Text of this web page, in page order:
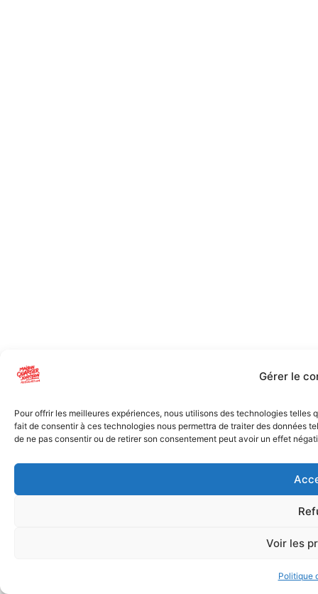
Gérer le
Pour offrir les meilleures expériences, nous utilisons des technologies
fait de consentir à ces technologies nous permettra de traiter des données
de ne pas consentir ou de retirer son consentement peut avoir un effet
Voir les
Politique